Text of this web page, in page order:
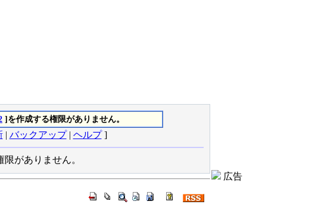
]を作成する権限がありません。
| バックアップ| ヘルプ]
がありません。
広告